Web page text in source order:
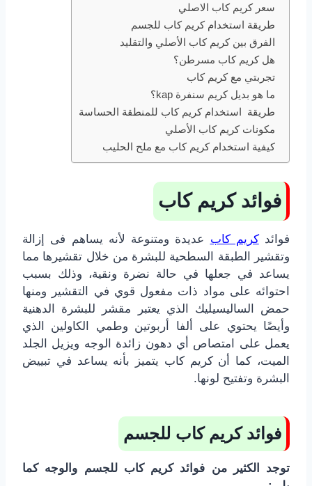
سعر كريم كاب الاصلي
طريقة استخدام كريم كاب للجسم
الفرق بين كريم كاب الأصلي والتقليد
هل كريم كاب مسرطن؟
تجربتي مع كريم كاب
ما هو بديل كريم سنفرة kap؟
طريقة استخدام كريم كاب للمنطقة الحساسة
مكونات كريم كاب الأصلي
كيفية استخدام كريم كاب مع ملح الحليب
فوائد كريم كاب
فوائدكريم كاب عديدة ومتنوعة لأنه يساهم فى إزالة
وتقشير الطبقة السطحية للبشرة من خلال تقشيرها مما
يساعد في جعلها في حالة نضرة ونقية، وذلك بسبب
احتوائه على مواد ذات مفعول قوي في التقشير ومنها
حمض الساليسيليك الذي يعتبر مقشر للبشرة الدهنية
وأيضًا يحتوي على ألفا أربوتين وطمي الكاولين الذي
يعمل على امتصاص أي دهون زائدة الوجه ويزيل الجلد
الميت، كما أن كريم كاب يتميز بأنه يساعد في تبييض
البشرة وتفتيح لونها.
فوائد كريم كاب للجسم
توجد الكثير من فوائد كريم كاب للجسم والوجه كما